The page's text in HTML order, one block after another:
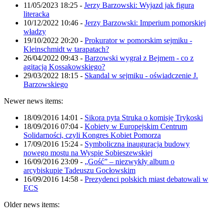
11/05/2023 18:25 - Jerzy Barzowski: Wyjazd jak figura
literacka
10/12/2022 10:46 - Jerzy Barzowski: Imperium pomorskiej
władzy
19/10/2022 20:20 - Prokurator w pomorskim sejmiku -
Kleinschmidt w tarapatach?
26/04/2022 09:43 - Barzowski wygrał z Bejmem - co z
agitacją Kossakowskiego?
29/03/2022 18:15 - Skandal w sejmiku - oświadczenie J.
Barzowskiego
Newer news items:
18/09/2016 14:01 - Sikora pyta Struka o komisję Trykoski
18/09/2016 07:04 - Kobiety w Europejskim Centrum
Solidarności, czyli Kongres Kobiet Pomorza
17/09/2016 15:24 - Symboliczna inauguracja budowy
nowego mostu na Wyspie Sobieszewskiej
16/09/2016 23:09 - „Gość” – niezwykły album o
arcybiskupie Tadeuszu Gocłowskim
16/09/2016 14:58 - Prezydenci polskich miast debatowali w
ECS
Older news items: